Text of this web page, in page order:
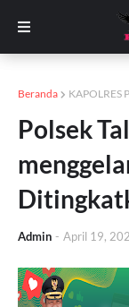
Beranda KAPOLRES
Polsek
Admin - April 19,